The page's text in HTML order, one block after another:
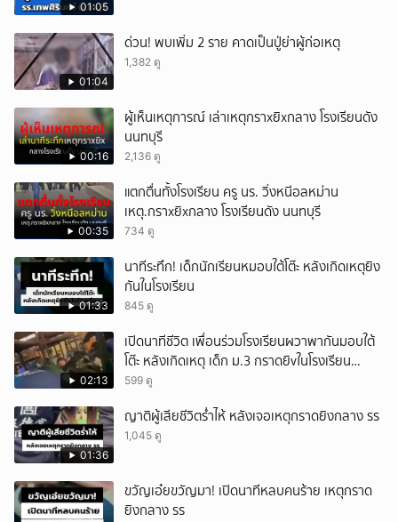
01:05
01:04
ด่วน! พบเพิ่ม 2 ราย คาดเป็นปู่ย่าผู้ก่อเหตุ
1,382 ดู
00:16
ผู้เห็นเหตุการณ์ เล่าเหตุกราxยิxกลาง โรงเรียนดัง
นนทบุรี
2,136 ดู
00:35
แตกตื่นทั้งโรงเรียน ครู นร. วิ่งหนีอลหม่าน
เหตุ.กราxยิxกลาง โรงเรียนดัง นนทบุรี
734 ดู
01:33
นาทีระทึก! เด็กนักเรียนหมอบใต้โต๊ะ หลังเกิดเหตุยิง
กันในโรงเรียน
845 ดู
02:13
เปิดนาทีชีวิต เพื่อนร่วมโรงเรียนผวาพากันมอบใต้
โต๊ะ หลังเกิดเหตุ เด็ก ม.3 กราดยิvในโรงเรียน
เทพศิรินทร์นนท์ แบบไม่เลือกหน้า เสียงปืนดังสนั่น
599 ดู
01:36
ญาติผู้เสียชีวิตร่ำไห้ หลังเจอเหตุกราดยิงกลาง รร
1,045 ดู
ขวัญเอ๋ยขวัญมา! เปิดนาทีหลบคนร้าย เหตุกราด
ยิงกลาง รร